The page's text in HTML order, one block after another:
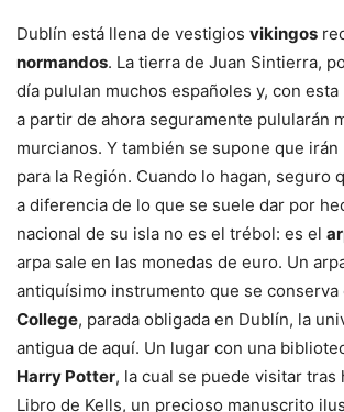
Dublín está llena de vestigios vikingos
normandos. La tierra de Juan Sintierra,
día pululan muchos españoles y, con
a partir de ahora seguramente pulularán
murcianos. Y también se supone que irán
para la Región. Cuando lo hagan, seguro
a diferencia de lo que se suele dar por
nacional de su isla no es el trébol: es el
arpa sale en las monedas de euro. Un
antiquísimo instrumento que se conserva
College, parada obligada en Dublín, la
antigua de aquí. Un lugar con una
Harry Potter, la cual se puede visitar tras
Libro de Kells, un precioso manuscrito